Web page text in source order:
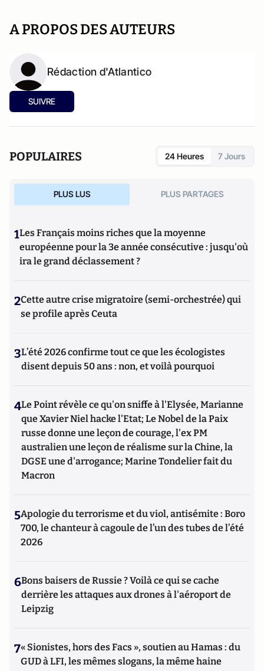
A PROPOS DES AUTEURS
Rédaction d'Atlantico
SUIVRE
POPULAIRES 24 Heures 7 Jours
PLUS LUS PLUS PARTAGES
1Les Français moins riches que la moyenne
européenne pour la 3e année consécutive : jusqu'où
ira le grand déclassement ?
2Cette autre crise migratoire (semi-orchestrée) qui
se profile après Ceuta
3L’été 2026 confirme tout ce que les écologistes
disent depuis 50 ans : non, et voilà pourquoi
4Le Point révèle ce qu'on sniffe à l'Elysée, Marianne
que Xavier Niel hacke l'Etat; Le Nobel de la Paix
russe donne une leçon de courage, l'ex PM
australien une leçon de réalisme sur la Chine, la
DGSE une d'arrogance; Marine Tondelier fait du
Macron
5Apologie du terrorisme et du viol, antisémite : Boro
700, le chanteur à cagoule de l’un des tubes de l’été
2026
6Bons baisers de Russie ? Voilà ce qui se cache
derrière les attaques aux drones à l'aéroport de
Leipzig
7« Sionistes, hors des Facs », soutien au Hamas : du
GUD à LFI, les mêmes slogans, la même haine